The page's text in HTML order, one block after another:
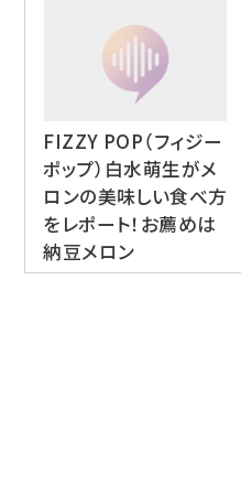
FIZZY POP（フィジー
ポップ）白水萌生がメ
ロンの美味しい食べ方
をレポート！お薦めは
納豆メロン